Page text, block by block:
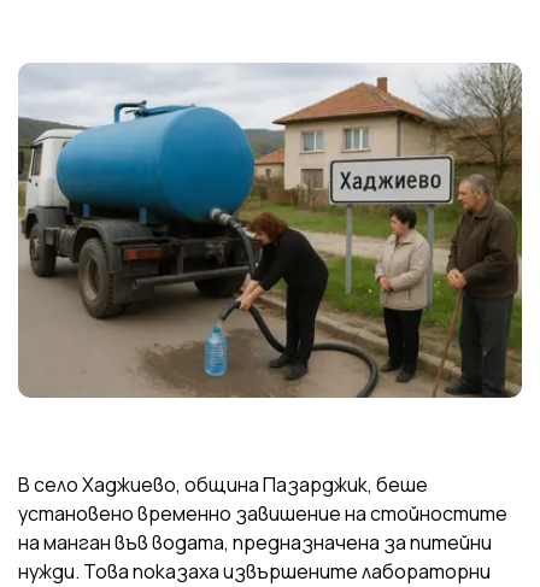
В село Хаджиево, община Пазарджик, беше
установено временно завишение на стойностите
на манган във водата, предназначена за питейни
нужди. Това показаха извършените лабораторни